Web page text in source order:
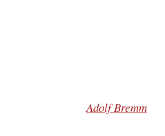
Adolf Bremm